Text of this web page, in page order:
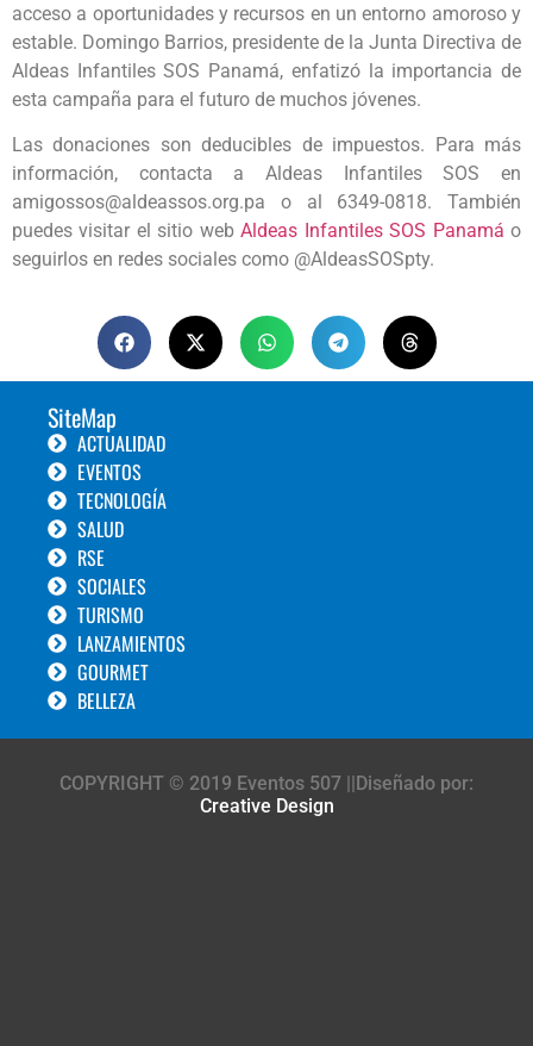
acceso a oportunidades y recursos en un entorno amoroso y
estable. Domingo Barrios, presidente de la Junta Directiva de
Aldeas Infantiles SOS Panamá, enfatizó la importancia de
esta campaña para el futuro de muchos jóvenes.
Las donaciones son deducibles de impuestos. Para más
información, contacta a Aldeas Infantiles SOS en
amigossos@aldeassos.org.pa o al 6349-0818. También
puedes visitar el sitio webAldeas Infantiles SOS Panamá o
seguirlos en redes sociales como @AldeasSOSpty.
SiteMap
ACTUALIDAD
EVENTOS
TECNOLOGÍA
SALUD
RSE
SOCIALES
TURISMO
LANZAMIENTOS
GOURMET
BELLEZA
COPYRIGHT © 2019 Eventos 507 ||Diseñado por:
Creative Design